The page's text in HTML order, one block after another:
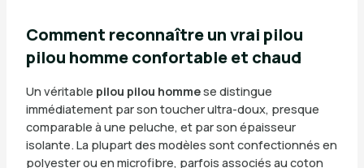
Comment reconnaître un vrai pilou
pilou homme confortable et chaud
Un véritable pilou pilou hommese distingue
immédiatement par son toucher ultra-doux, presque
comparable à une peluche, et par son épaisseur
isolante. La plupart des modèles sont confectionnés en
polyester ou en microfibre, parfois associés au coton